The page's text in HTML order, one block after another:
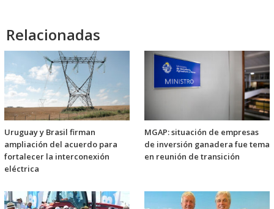
Relacionadas
Uruguay y Brasil firman
ampliación del acuerdo para
fortalecer la interconexión
eléctrica
MGAP: situación de empresas
de inversión ganadera fue tema
en reunión de transición